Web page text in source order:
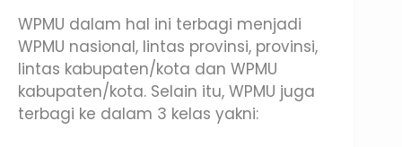
WPMU dalam hal ini terbagi menjadi
WPMU nasional, lintas provinsi, provinsi,
lintas kabupaten/kota dan WPMU
kabupaten/kota. Selain itu, WPMU juga
terbagi ke dalam 3 kelas yakni: